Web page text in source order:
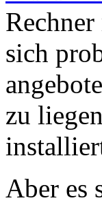
sich
zu
Aber es